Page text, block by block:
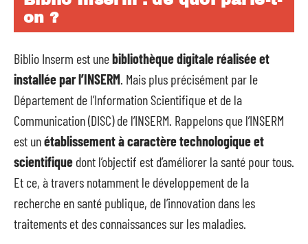
on ?
Biblio Inserm est unebibliothèque digitale réalisée et
installée par l’INSERM . Mais plus précisément par le
Département de l’Information Scientifique et de la
Communication (DISC) de l’INSERM. Rappelons que l’INSERM
est unétablissement à caractère technologique et
scientifique dont l’objectif est d’améliorer la santé pour tous.
Et ce, à travers notamment le développement de la
recherche en santé publique, de l’innovation dans les
traitements et des connaissances sur les maladies.